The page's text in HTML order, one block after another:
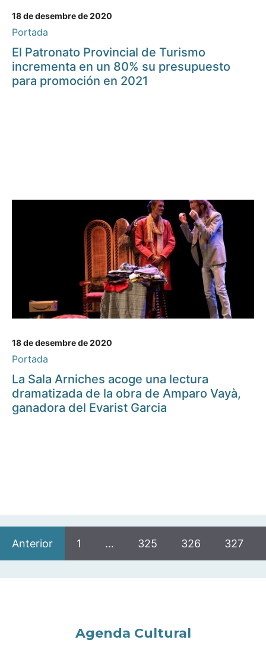
18 de desembre de 2020
Portada
El Patronato Provincial de Turismo
incrementa en un 80% su presupuesto
para promoción en 2021
18 de desembre de 2020
Portada
La Sala Arniches acoge una lectura
dramatizada de la obra de Amparo Vayà,
ganadora del Evarist Garcia
Anterior 1 … 325 326 327
Agenda Cultural